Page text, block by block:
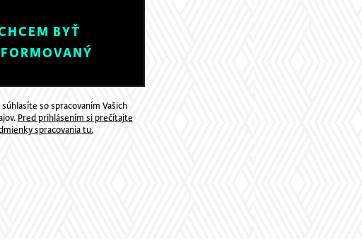
BYŤ
so spracovaním Vašich
Pred prihlásením si prečítajte
spracovania tu.